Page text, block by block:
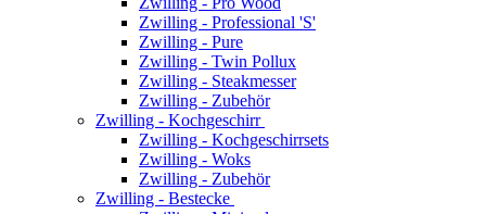
Zwilling - Professional 'S'
Zwilling - Pure
Zwilling - Twin Pollux
Zwilling - Steakmesser
Zwilling - Zubehör
Zwilling - Kochgeschirr
Zwilling - Kochgeschirrsets
Zwilling - Woks
Zwilling - Zubehör
Zwilling - Bestecke